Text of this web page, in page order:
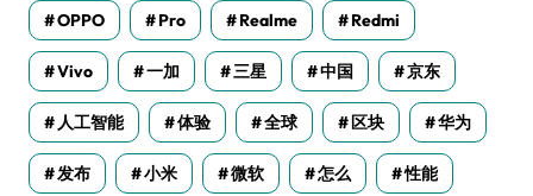
OPPO Pro Realme Redmi
Vivo 一加 三星 中国 京东
人工智能 体验 全球 区块 华为
发布 小米 微软 怎么 性能